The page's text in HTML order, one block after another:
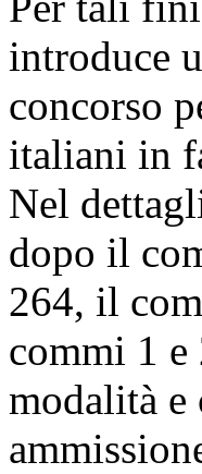
introduce
concorso
italiani in
Nel
dopo il
264, il
commi 1
modalità e